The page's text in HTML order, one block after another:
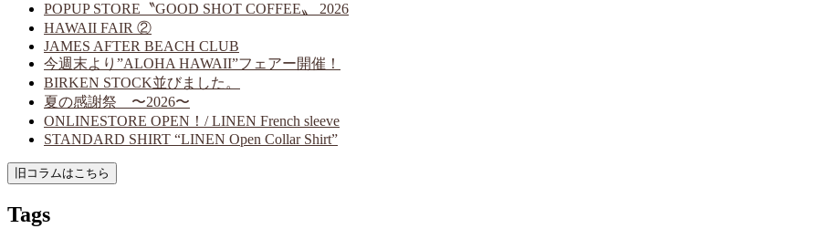
POPUP STORE〝GOOD SHOT COFFEE〟 2026
HAWAII FAIR ②
JAMES AFTER BEACH CLUB
今週末より”ALOHA HAWAII”フェアー開催！
BIRKEN STOCK並びました。
夏の感謝祭 〜2026〜
ONLINESTORE OPEN！/ LINEN French sleeve
STANDARD SHIRT “LINEN Open Collar Shirt”
Tags